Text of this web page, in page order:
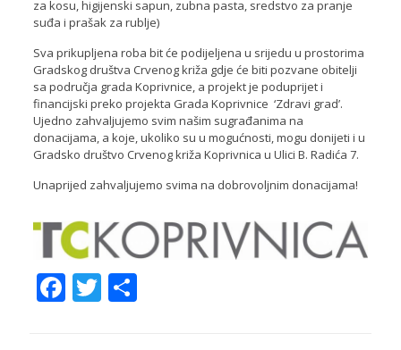
za kosu, higijenski sapun, zubna pasta, sredstvo za pranje
suđa i prašak za rublje)
Sva prikupljena roba bit će podijeljena u srijedu u prostorima
Gradskog društva Crvenog križa gdje će biti pozvane obitelji
sa područja grada Koprivnice, a projekt je poduprijet i
financijski preko projekta Grada Koprivnice ‘Zdravi grad’.
Ujedno zahvaljujemo svim našim sugrađanima na
donacijama, a koje, ukoliko su u mogućnosti, mogu donijeti i u
Gradsko društvo Crvenog križa Koprivnica u Ulici B. Radića 7.
Unaprijed zahvaljujemo svima na dobrovoljnim donacijama!
Facebook
Twitter
Share